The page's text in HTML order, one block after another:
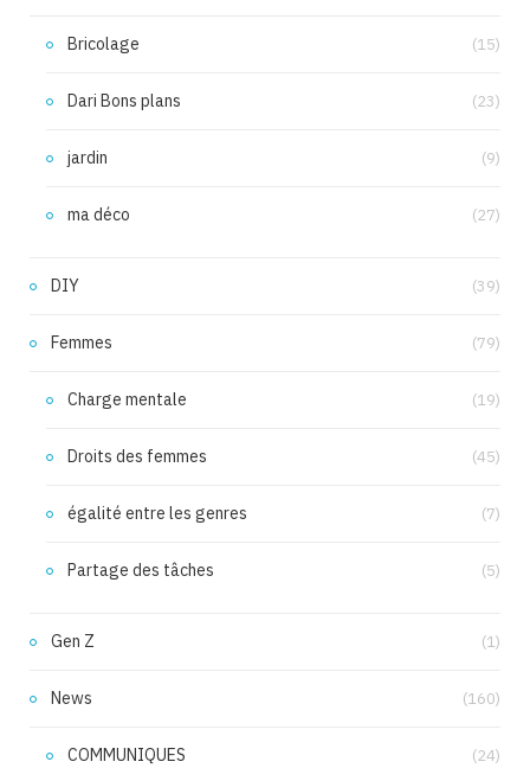
Bricolage (15)
Dari Bons plans (23)
jardin (9)
ma déco (27)
DIY (39)
Femmes (79)
Charge mentale (19)
Droits des femmes (45)
égalité entre les genres (7)
Partage des tâches (5)
Gen Z (1)
News (160)
COMMUNIQUES (24)